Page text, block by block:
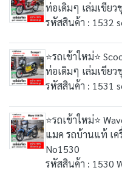
ท่อเดิมๆ เล่มเขียว
รหัสสินค้า : 1532
⭐รถเข้าใหม่⭐
ท่อเดิมๆ เล่มเขียว
รหัสสินค้า : 1531
⭐รถเข้าใหม่⭐
แมค รถบ้านแท้ เค
No1530
รหัสสินค้า : 1530